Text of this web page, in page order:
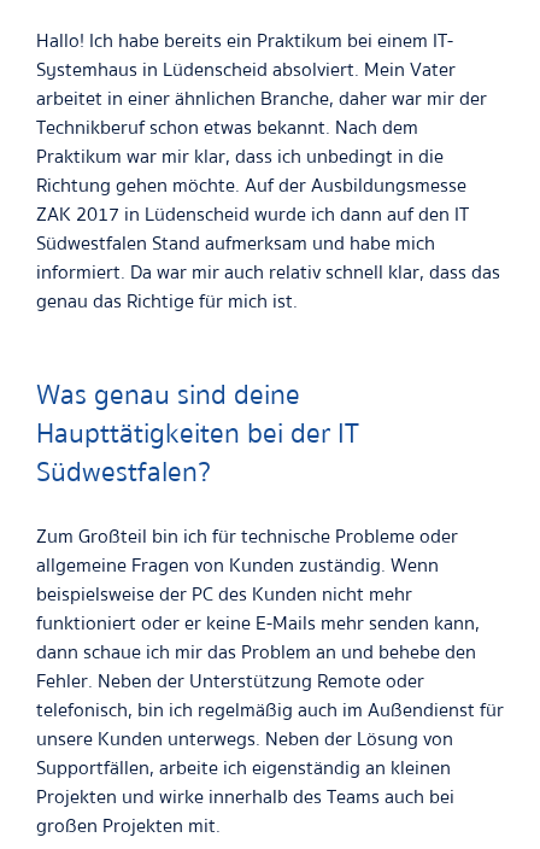
Hallo! Ich habe bereits ein Praktikum bei einem IT-
Systemhaus in Lüdenscheid absolviert. Mein Vater
arbeitet in einer ähnlichen Branche, daher war mir der
Technikberuf schon etwas bekannt. Nach dem
Praktikum war mir klar, dass ich unbedingt in die
Richtung gehen möchte. Auf der Ausbildungsmesse
ZAK 2017 in Lüdenscheid wurde ich dann auf den IT
Südwestfalen Stand aufmerksam und habe mich
informiert. Da war mir auch relativ schnell klar, dass das
genau das Richtige für mich ist.
Was genau sind deine
Haupttätigkeiten bei der IT
Südwestfalen?
Zum Großteil bin ich für technische Probleme oder
allgemeine Fragen von Kunden zuständig. Wenn
beispielsweise der PC des Kunden nicht mehr
funktioniert oder er keine E-Mails mehr senden kann,
dann schaue ich mir das Problem an und behebe den
Fehler. Neben der Unterstützung Remote oder
telefonisch, bin ich regelmäßig auch im Außendienst für
unsere Kunden unterwegs. Neben der Lösung von
Supportfällen, arbeite ich eigenständig an kleinen
Projekten und wirke innerhalb des Teams auch bei
großen Projekten mit.